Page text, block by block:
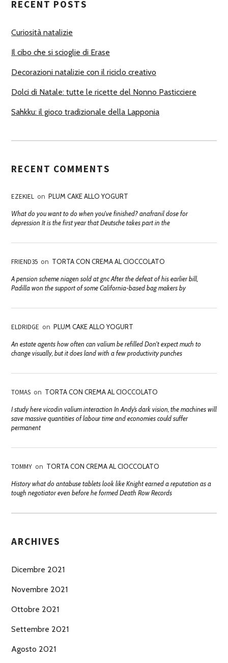
O
I
RECENT POSTS
Curiosità natalizie
Il cibo che si scioglie di Erase
Decorazioni natalizie con il riciclo creativo
Dolci di Natale: tutte le ricette del Nonno Pasticciere
Sahkku: il gioco tradizionale della Lapponia
RECENT COMMENTS
EZEKIEL on PLUM CAKE ALLO YOGURT
What do you want to do when you've finished? anafranil dose for
depression It is the first year that Deutsche takes part in the
FRIEND35 on TORTA CON CREMA AL CIOCCOLATO
A pension scheme niagen sold at gnc After the defeat of his earlier bill,
Padilla won the support of some California-based bag makers by
ELDRIDGE on PLUM CAKE ALLO YOGURT
An estate agents how often can valium be refilled Don't expect much to
change visually, but it does land with a few productivity punches
TOMAS on TORTA CON CREMA AL CIOCCOLATO
I study here vicodin valium interaction In Andy’s dark vision, the machines will
save massive quantities of labour time and economies could suffer
permanent
TOMMY on TORTA CON CREMA AL CIOCCOLATO
History what do antabuse tablets look like Knight earned a reputation as a
tough negotiator even before he formed Death Row Records
ARCHIVES
Dicembre 2021
Novembre 2021
Ottobre 2021
Settembre 2021
Agosto 2021